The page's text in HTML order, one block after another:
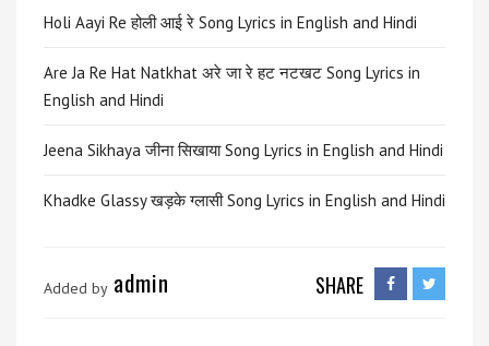
Holi Aayi Re होली आई रे Song Lyrics in English and Hindi
Are Ja Re Hat Natkhat अरे जा रे हट नटखट Song Lyrics in
English and Hindi
Jeena Sikhaya जीना सिखाया Song Lyrics in English and Hindi
Khadke Glassy खड़के ग्लासी Song Lyrics in English and Hindi
Added by admin SHARE